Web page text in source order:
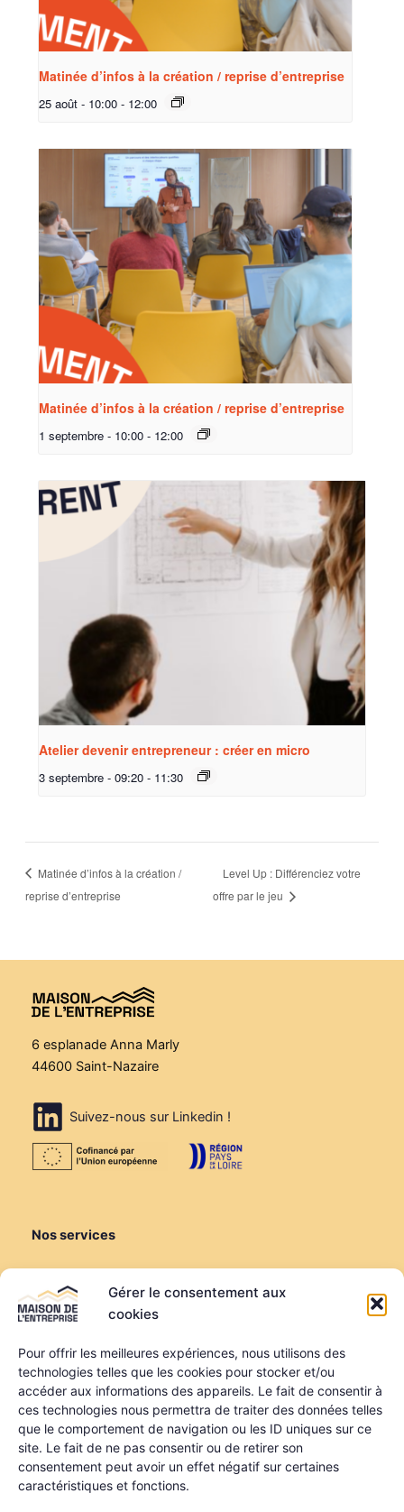
Gérer le consentement aux
cookies
Pour offrir les meilleures expériences, nous utilisons des
technologies telles que les cookies pour stocker et/ou
accéder aux informations des appareils. Le fait de consentir à
ces technologies nous permettra de traiter des données telles
que le comportement de navigation ou les ID uniques sur ce
site. Le fait de ne pas consentir ou de retirer son
consentement peut avoir un effet négatif sur certaines
caractéristiques et fonctions.
Matinée d’infos à la création / reprise d’entreprise
25 août - 10:00 - 12:00
Matinée d’infos à la création / reprise d’entreprise
1 septembre - 10:00 - 12:00
Atelier devenir entrepreneur : créer en micro
3 septembre - 09:20 - 11:30
Matinée d’infos à la création /
reprise d’entreprise
Level Up : Différenciez votre
offre par le jeu
6 esplanade Anna Marly
44600 Saint-Nazaire
Suivez-nous sur Linkedin !
Nos services
Louer une salle de réunion
Louer un bureau
Domiciliation
Informations
Mentions légales
Politique de confidentialité
Qui sommes-nous ?
Nos partenaires